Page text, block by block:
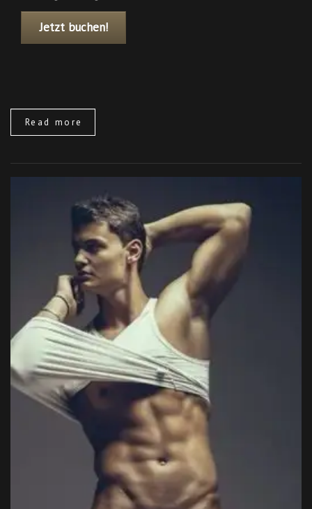
Jetzt buchen!
Read more